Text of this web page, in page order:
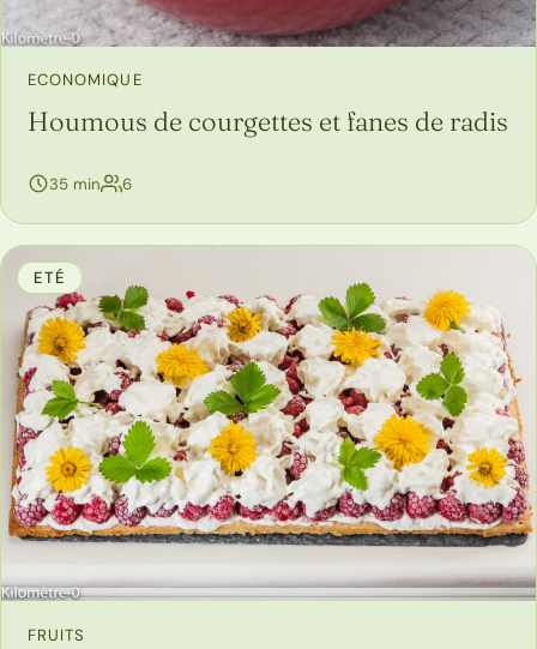
ECONOMIQUE
Houmous de courgettes et fanes de radis
35 min 6personnes
ETÉ
FRUITS